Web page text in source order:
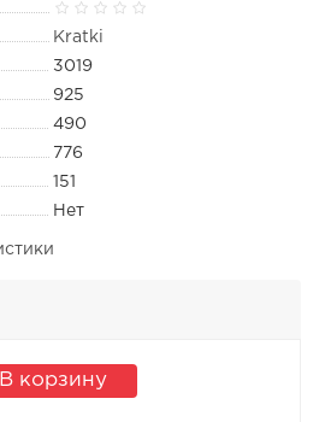
Kratki
3019
925
490
776
151
Нет
В корзину